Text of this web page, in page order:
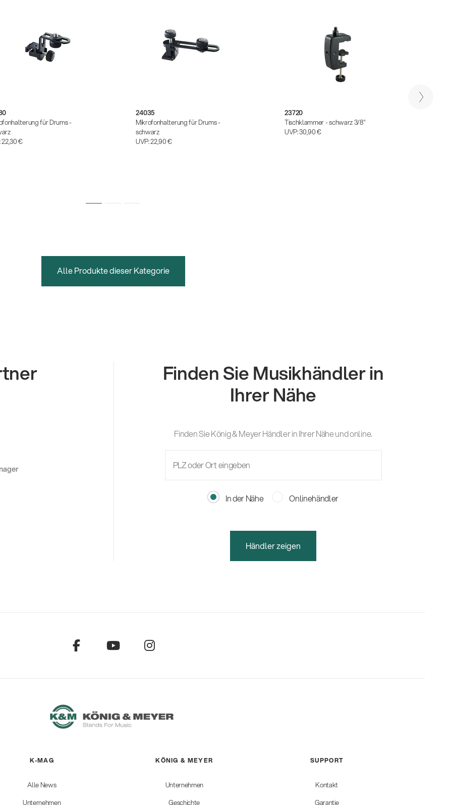
für Drums -
22,30 €
24035
Mikrofonhalterung für Drums -
schwarz
UVP:22,90 €
23720
Tischklammer - schwarz 3/8"
UVP:30,90 €
Alle Produkte dieser Kategorie
Finden Sie Musikhändler in
Ihrer Nähe
Finden Sie König & Meyer Händler in Ihrer Nähe und online.
In der Nähe Onlinehändler
Händler zeigen
K-MAG
Alle News
Unternehmen
KÖNIG & MEYER
Unternehmen
Geschichte
SUPPORT
Kontakt
Garantie